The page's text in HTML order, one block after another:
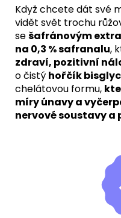
Když chcete dát své
vidět svět trochu
sešafránovým
na 0,3 % safranalu,
zdraví, pozitivní
o čistý hořčík
chelátovou formu,
míry únavy a
nervové soustavy a